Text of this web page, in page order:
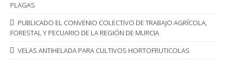
PLAGAS
PUBLICADO EL CONVENIO COLECTIVO DE TRABAJO AGRÍCOLA,
FORESTAL Y PECUARIO DE LA REGIÓN DE MURCIA
VELAS ANTIHELADA PARA CULTIVOS HORTOFRUTICOLAS